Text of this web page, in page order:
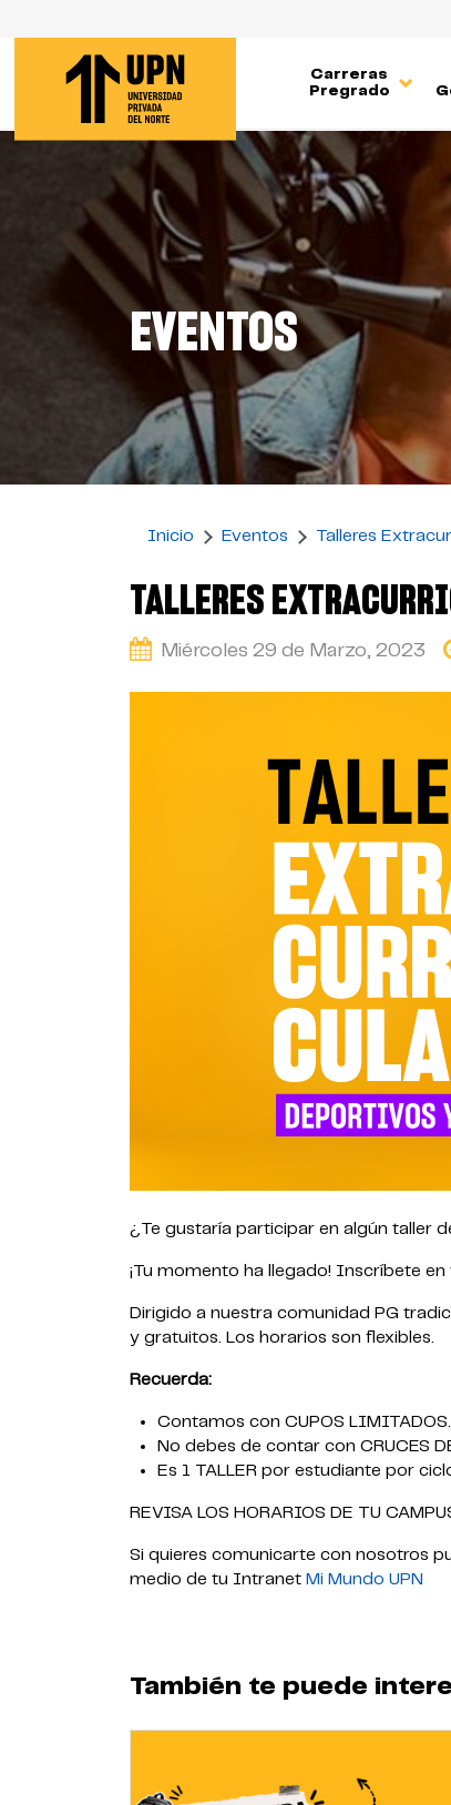
contenido
principal
Carreras
Pregrado
EVENTOS
Inicio Eventos Talleres
TALLERES
Miércoles 29 de Marzo, 2023
¿Te gustaría participar en algún taller
¡Tu momento ha llegado! Inscríbete
Dirigido a nuestra comunidad PG
y gratuitos. Los horarios son flexibles.
Recuerda:
Contamos con CUPOS LIMITADOS.
No debes de contar con CRUCES
Es 1 TALLER por estudiante por
REVISA LOS HORARIOS DE TU
Si quieres comunicarte con nosotros
medio de tu Intranet Mi Mundo UPN
También te puede